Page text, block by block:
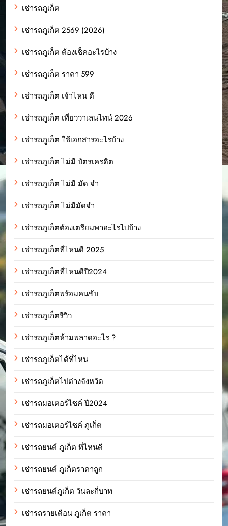
เช่ารถภูเก็ต
เช่ารถภูเก็ต 2569 (2026)
เช่ารถภูเก็ต ต้องเช็คอะไรบ้าง
เช่ารถภูเก็ต ราคา 599
เช่ารถภูเก็ต เจ้าไหน ดี
เช่ารถภูเก็ต เที่ยววาเลนไทน์ 2026
เช่ารถภูเก็ต ใช้เอกสารอะไรบ้าง
เช่ารถภูเก็ต ไม่มี บัตรเครดิต
เช่ารถภูเก็ต ไม่มี มัด จํา
เช่ารถภูเก็ต ไม่มีมัดจำ
เช่ารถภูเก็ตต้องเตรียมพาอะไรไปบ้าง
เช่ารถภูเก็ตที่ไหนดี 2025
เช่ารถภูเก็ตที่ไหนดีปี2024
เช่ารถภูเก็ตพร้อมคนขับ
เช่ารถภูเก็ตรีวิว
เช่ารถภูเก็ตห้ามพลาดอะไร ?
เช่ารถภูเก็ตได้ที่ไหน
เช่ารถภูเก็ตไปต่างจังหวัด
เช่ารถมอเตอร์ไซค์ ปี2024
เช่ารถมอเตอร์ไซค์ ภูเก็ต
เช่ารถยนต์ ภูเก็ต ที่ไหนดี
เช่ารถยนต์ ภูเก็ตราคาถูก
เช่ารถยนต์ภูเก็ต วันละกี่บาท
เช่ารถรายเดือน ภูเก็ต ราคา